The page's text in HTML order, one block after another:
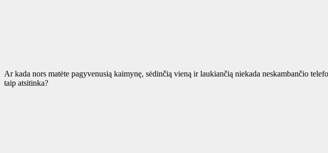
Ar kada nors matėte pagyvenusią kaimynę, sėdinčią vieną ir laukiančią niekada neskambančio
taip atsitinka?